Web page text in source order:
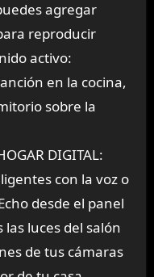
agregar
reproducir
activo:
en la cocina,
sobre la
DIGITAL:
con la voz o
desde el panel
luces del salón
de tus cámaras